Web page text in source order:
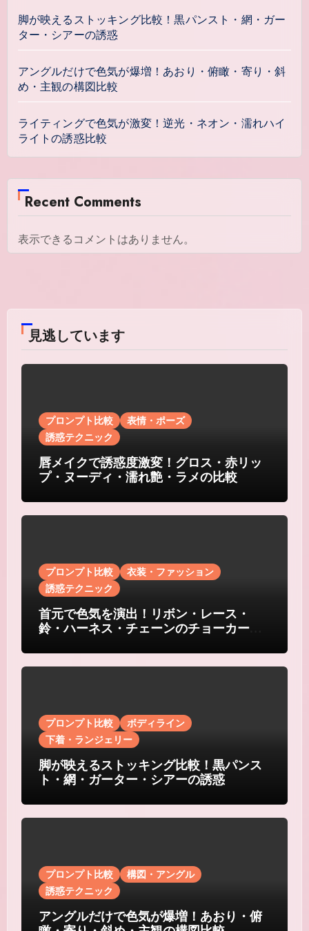
脚が映えるストッキング比較！黒パンスト・網・ガー
ター・シアーの誘惑
アングルだけで色気が爆増！あおり・俯瞰・寄り・斜
め・主観の構図比較
ライティングで色気が激変！逆光・ネオン・濡れハイ
ライトの誘惑比較
Recent Comments
表示できるコメントはありません。
見逃しています
プロンプト比較
表情・ポーズ
誘惑テクニック
唇メイクで誘惑度激変！グロス・赤リッ
プ・ヌーディ・濡れ艶・ラメの比較
プロンプト比較
衣装・ファッション
誘惑テクニック
首元で色気を演出！リボン・レース・
鈴・ハーネス・チェーンのチョーカー比
プロンプト比較
ボディライン
下着・ランジェリー
脚が映えるストッキング比較！黒パンス
ト・網・ガーター・シアーの誘惑
プロンプト比較
構図・アングル
誘惑テクニック
アングルだけで色気が爆増！あおり・俯